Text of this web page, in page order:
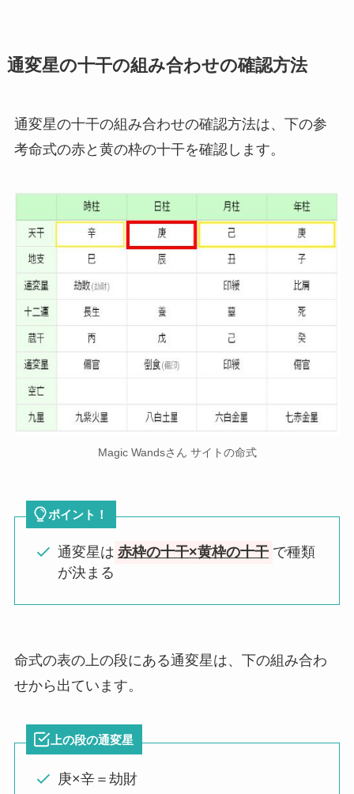
通変星の十干の組み合わせの確認方法
通変星の十干の組み合わせの確認方法は、下の参
考命式の赤と黄の枠の十干を確認します。
Magic Wandsさん サイトの命式
ポイント！
通変星は 赤枠の十干×黄枠の十干 で種類
が決まる
命式の表の上の段にある通変星は、下の組み合わ
せから出ています。
上の段の通変星
庚×辛＝劫財